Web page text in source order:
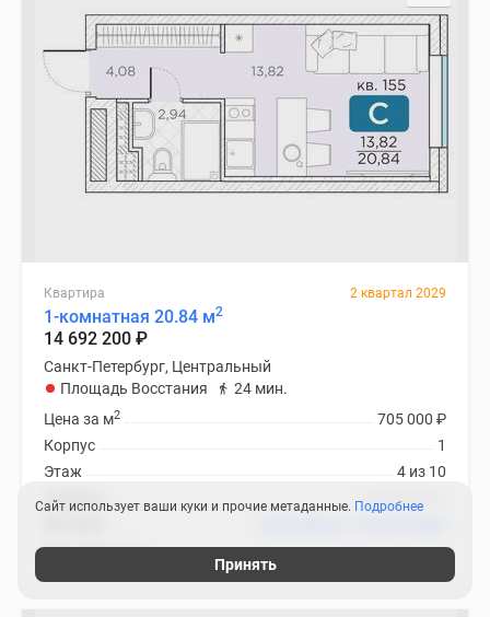
Квартира 2 квартал 2029
1-комнатная 20.84 м2
14 692 200 ₽
Санкт-Петербург, Центральный
Площадь Восстания
24 мин.
705 000 ₽
Цена за м2
1
Корпус
4 из 10
Этаж
нет данных
Отделка
Сайт использует ваши куки и прочие метаданные. Подробнее
Принять